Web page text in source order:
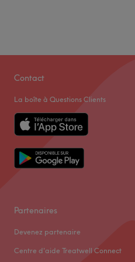
Contact
La boîte à Questions Clients
Partenaires
Devenez partenaire
Centre d'aide Treatwell Connect